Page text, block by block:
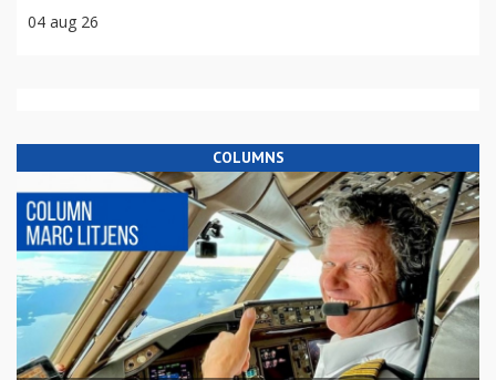
04 aug 26
COLUMNS